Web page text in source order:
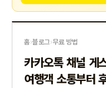
홈›블로그›무료 방법
카카오톡 채널 게
여행객 소통부터